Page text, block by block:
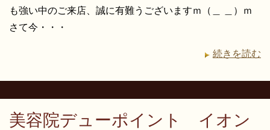
も強い中のご来店、誠に有難うございますｍ（＿ ＿）ｍ
さて今・・・
続きを読む
美容院デューポイント イオン